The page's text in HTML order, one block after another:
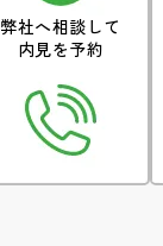
弊社へ相談して
内見を予約